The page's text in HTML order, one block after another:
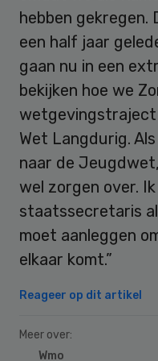
hebben gekregen.
een half jaar
gaan nu in een
bekijken hoe we
wetgevingstraject
Wet Langdurig.
naar de
wel zorgen over.
staatssecretaris
moet aanleggen
elkaar komt.”
Reageer op dit artikel
Meer over:
Wmo